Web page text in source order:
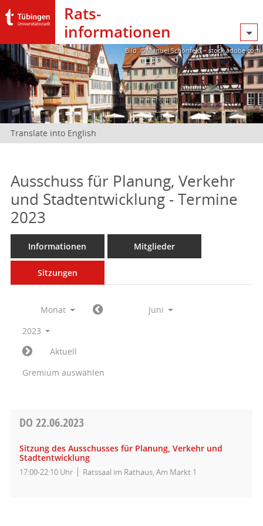
Rats­
informationen
Bild: @Manuel Schönfeld – stock.adobe.com
Translate into English
Ausschuss für Planung, Verkehr
und Stadtentwicklung - Termine
2023
Informationen Mitglieder
Sitzungen
Monat
Juni
2023
Aktuell
Gremium auswählen
DO 22.06.2023
Sitzung des Ausschusses für Planung, Verkehr und
Stadtentwicklung
17:00-22:10 Uhr Ratssaal im Rathaus, Am Markt 1